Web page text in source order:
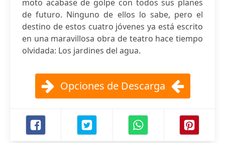
moto acabase de golpe con todos sus planes
de futuro. Ninguno de ellos lo sabe, pero el
destino de estos cuatro jóvenes ya está escrito
en una maravillosa obra de teatro hace tiempo
olvidada: Los jardines del agua.
Opciones de Descarga